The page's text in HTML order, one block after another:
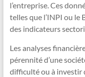
l’entreprise. Ces
telles que l’INPI ou
des indicateurs
Les analyses
pérennité d’une
difficulté ou à investir